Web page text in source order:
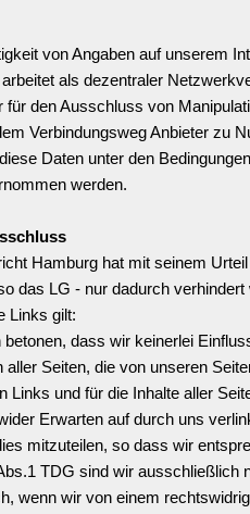
von Angaben auf unserem
als dezentraler
für den Ausschluss von
Verbindungsweg Anbieter zu
Daten unter den
werden.
Hamburg hat mit seinem
das LG - nur dadurch
Links gilt:
dass wir keinerlei
aller Seiten, die von unseren
Links und für die Inhalte aller
Erwarten auf durch uns
mitzuteilen, so dass wir
TDG sind wir ausschließlich
wenn wir von einem